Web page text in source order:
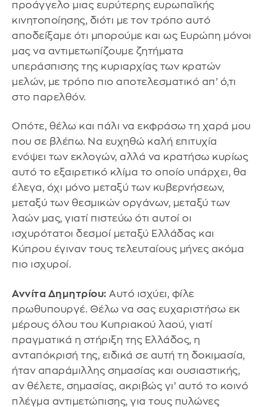
προάγγελο μιας ευρύτερης ευρωπαϊκής
κινητοποίησης, διότι με τον τρόπο αυτό
αποδείξαμε ότι μπορούμε και ως Ευρώπη μόνοι
μας να αντιμετωπίζουμε ζητήματα
υπεράσπισης της κυριαρχίας των κρατών
μελών, με τρόπο πιο αποτελεσματικό απ’ ό,τι
στο παρελθόν.
Οπότε, θέλω και πάλι να εκφράσω τη χαρά μου
που σε βλέπω. Να ευχηθώ καλή επιτυχία
ενόψει των εκλογών, αλλά να κρατήσω κυρίως
αυτό το εξαιρετικό κλίμα το οποίο υπάρχει, θα
έλεγα, όχι μόνο μεταξύ των κυβερνήσεων,
μεταξύ των θεσμικών οργάνων, μεταξύ των
λαών μας, γιατί πιστεύω ότι αυτοί οι
ισχυρότατοι δεσμοί μεταξύ Ελλάδας και
Κύπρου έγιναν τους τελευταίους μήνες ακόμα
πιο ισχυροί.
Αννίτα Δημητρίου: Αυτό ισχύει, φίλε
πρωθυπουργέ. Θέλω να σας ευχαριστήσω εκ
μέρους όλου του Κυπριακού λαού, γιατί
πραγματικά η στήριξη της Ελλάδος, η
ανταπόκρισή της, ειδικά σε αυτή τη δοκιμασία,
ήταν απαράμιλλης σημασίας και ουσιαστικής,
αν θέλετε, σημασίας, ακριβώς γι’ αυτό το κοινό
πλέγμα αντιμετώπισης, για τους πυλώνες